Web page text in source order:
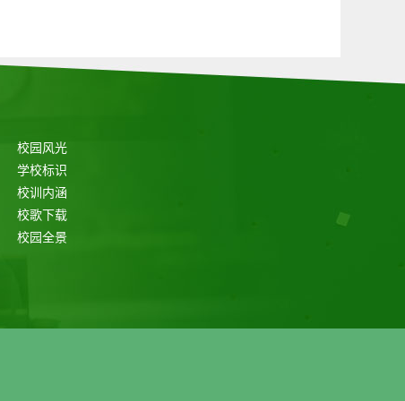
校园风光
学校标识
校训内涵
校歌下载
校园全景